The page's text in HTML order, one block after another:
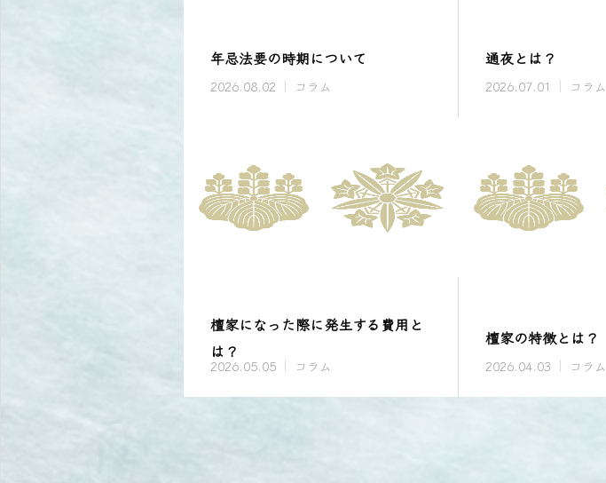
年忌法要の時期について
2026.08.02 コラム
通夜とは？
2026.07.01 コラム
檀家になった際に発生する費用と
は？
2026.05.05 コラム
檀家の特徴とは？
2026.04.03 コラム